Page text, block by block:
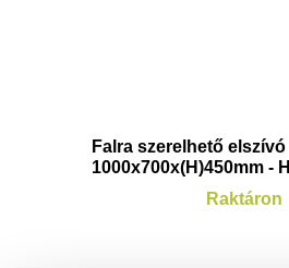
Falra szerelhető
1000x700x(H)450mm -
Raktáron